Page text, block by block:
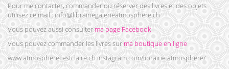
Pour me contacter, commander ou réserver des livres et des objets
utilisez ce mail : info@librairiegalerieatmosphere.ch
Vous pouvez aussi consulterma page Facebook
Vous pouvez commander les livres surma boutique en ligne
www.atmospherecestclaire.ch instagram.com/librairie.atmosphere/